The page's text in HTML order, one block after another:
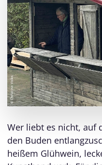
Wer liebt es nicht, auf
den Buden
heißem Glühwein,